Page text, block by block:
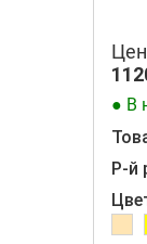
● В
Р-й